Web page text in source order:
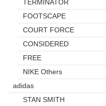
TERMINATOR
FOOTSCAPE
COURT FORCE
CONSIDERED
FREE
NIKE Others
adidas
STAN SMITH